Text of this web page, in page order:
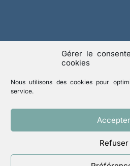
Gérer le
cookies
Nous utilisons des cookies pour
service.
Accepter
Refuser
Menu
Accueil
Qui sommes-nous
Spiritualité